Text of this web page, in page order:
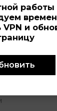
работы
и